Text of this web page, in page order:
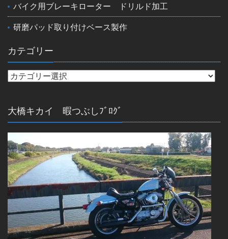
バイク用ブレーキローター ドリルド加工
研磨パッド取り付けベース製作
カテゴリー
大橋キカイ 暇つぶしﾌﾞﾛｸﾞ